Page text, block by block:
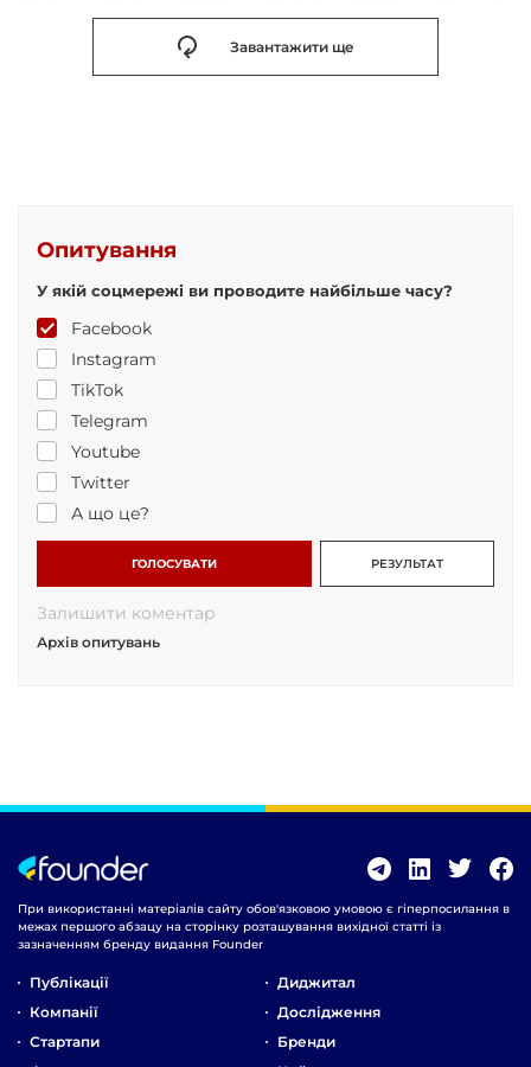
Завантажити ще
Опитування
У якій соцмережі ви проводите найбільше часу?
Facebook
Instagram
TikTok
Telegram
Youtube
Twitter
А що це?
ГОЛОСУВАТИ РЕЗУЛЬТАТ
Залишити коментар
Архів опитувань
При використанні матеріалів сайту обов'язковою умовою є гіперпосилання в
межах першого абзацу на сторінку розташування вихідної статті із
зазначенням бренду видання Founder
Публікації
Компанії
Стартапи
Диджитал
Дослідження
Бренди